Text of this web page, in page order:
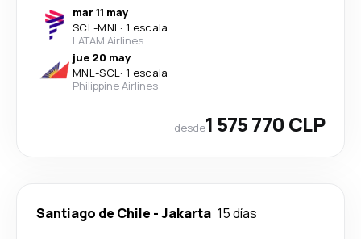
mar 11 may
SCL-MNL· 1 escala
LATAM Airlines
jue 20 may
MNL-SCL· 1 escala
Philippine Airlines
desde1 575 770 CLP
Santiago de Chile -Jakarta 15 días